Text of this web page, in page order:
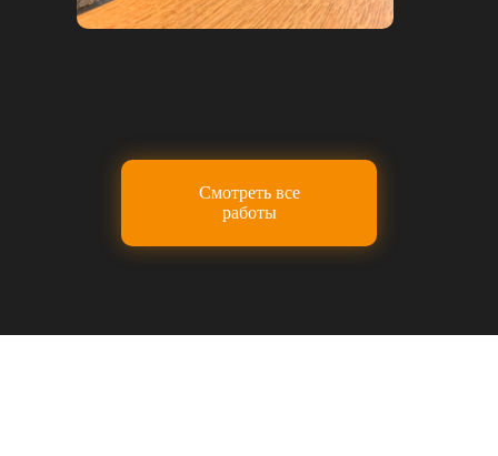
Смотреть все
работы